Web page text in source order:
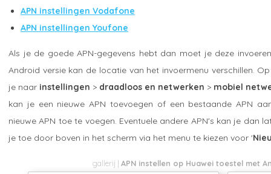
APN instellingen Vodafone
APN instellingen Youfone
Als je de goede APN-gegevens hebt dan moet je deze
Android versie kan de locatie van het invoermenu verschillen.
je naar instellingen > draadloos en netwerken > mobiel
kan je een nieuwe APN toevoegen of een bestaande APN
nieuwe APN toe te voegen. Eventuele andere APN's kan je dan
je toe door boven in het scherm via het menu te kiezen voor '
APN instellen op Huawei toestel met